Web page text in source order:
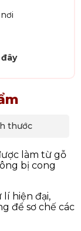
thước
làm từ gỗ
bị cong
hiện đại,
để sơ chế các